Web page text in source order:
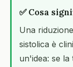
✅ Cosa
Una
sistolica è
un'idea: se la